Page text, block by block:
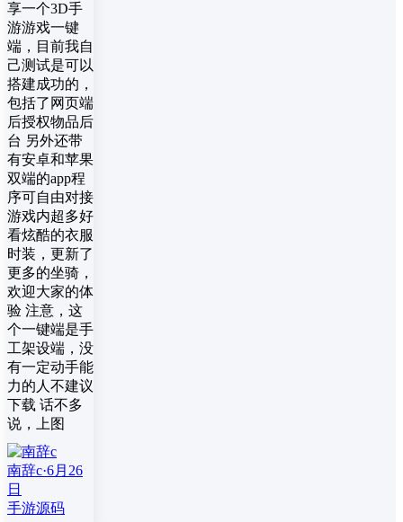
享一个3D手
游游戏一键
端，目前我自
己测试是可以
搭建成功的，
包括了网页端
后授权物品后
台 另外还带
有安卓和苹果
双端的app程
序可自由对接
游戏内超多好
看炫酷的衣服
时装，更新了
更多的坐骑，
欢迎大家的体
验 注意，这
个一键端是手
工架设端，没
有一定动手能
力的人不建议
下载 话不多
说，上图
南辞c·6月26
日
手游源码